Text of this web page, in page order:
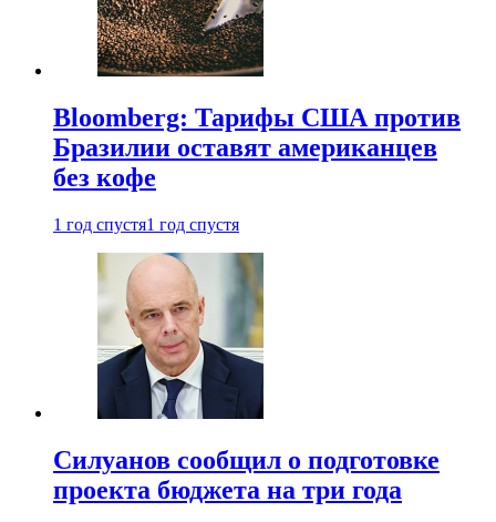
Bloomberg: Тарифы США против
Бразилии оставят американцев
без кофе
1 год спустя1 год спустя
Силуанов сообщил о подготовке
проекта бюджета на три года